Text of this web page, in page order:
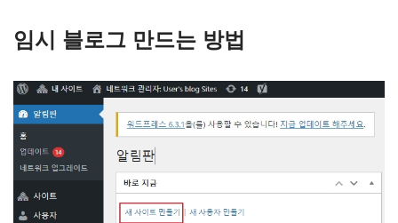
임시 블로그 만드는 방법